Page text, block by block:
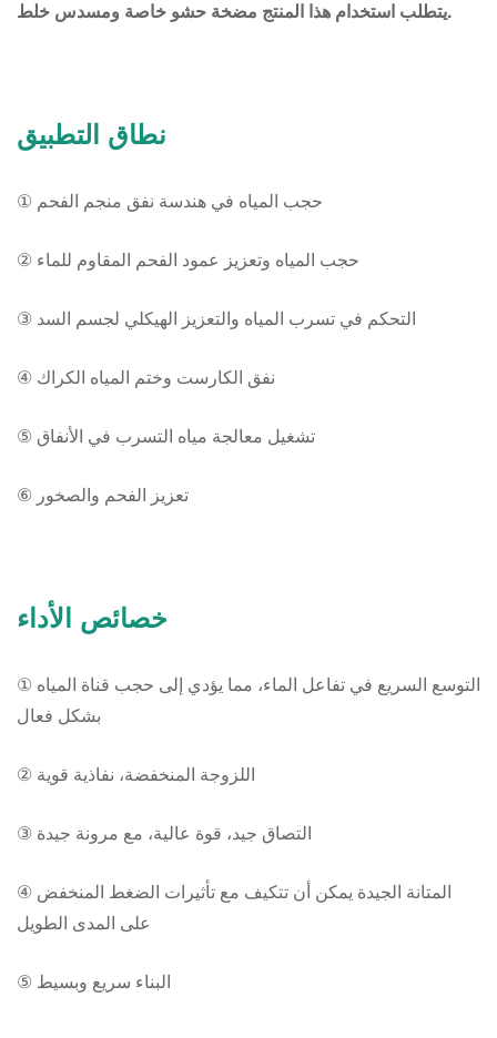
يتطلب استخدام هذا المنتج مضخة حشو خاصة ومسدس خلط.
نطاق التطبيق
① حجب المياه في هندسة نفق منجم الفحم
② حجب المياه وتعزيز عمود الفحم المقاوم للماء
③ التحكم في تسرب المياه والتعزيز الهيكلي لجسم السد
④ نفق الكارست وختم المياه الكراك
⑤ تشغيل معالجة مياه التسرب في الأنفاق
⑥ تعزيز الفحم والصخور
خصائص الأداء
① التوسع السريع في تفاعل الماء، مما يؤدي إلى حجب قناة المياه
بشكل فعال
② اللزوجة المنخفضة، نفاذية قوية
③ التصاق جيد، قوة عالية، مع مرونة جيدة
④ المتانة الجيدة يمكن أن تتكيف مع تأثيرات الضغط المنخفض
على المدى الطويل
⑤ البناء سريع وبسيط